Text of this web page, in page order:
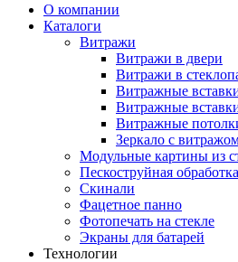
О компании
Каталоги
Витражи
Витражи в двери
Витражи в
Витражные
Витражные
Витражные
Зеркало с
Модульные картины из
Пескоструйная
Скинали
Фацетное панно
Фотопечать на стекле
Экраны для батарей
Технологии